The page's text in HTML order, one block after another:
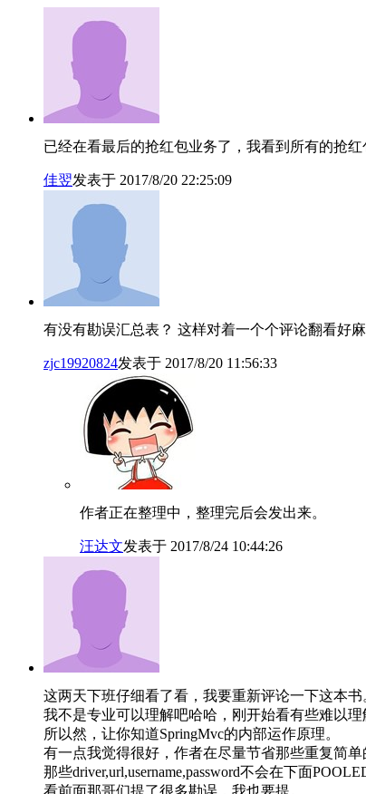
已经在看最后的抢红包业务了，我看到所有的抢红
佳翌发表于 2017/8/20 22:25:09
有没有勘误汇总表？ 这样对着一个个评论翻看好
zjc19920824发表于 2017/8/20 11:56:33
作者正在整理中，整理完后会发出来。
汪达文发表于 2017/8/24 10:44:26
这两天下班仔细看了看，我要重新评论一下这本
我不是专业可以理解吧哈哈，刚开始看有些难以
所以然，让你知道SpringMvc的内部运作原理。
有一点我觉得很好，作者在尽量节省那些重复简
那些driver,url,username,password不会在下面
看前面那哥们提了很多勘误，我也要提。